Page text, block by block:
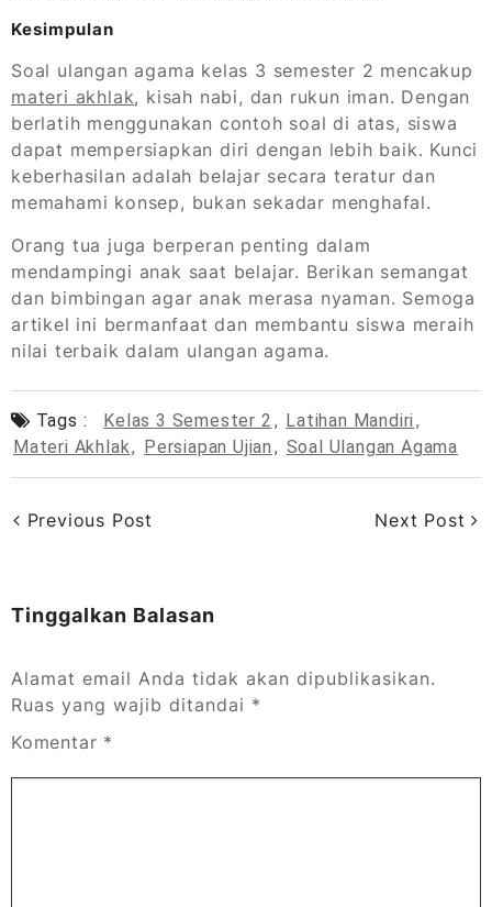
Kesimpulan
Soal ulangan agama kelas 3 semester 2 mencakup
materi akhlak, kisah nabi, dan rukun iman. Dengan
berlatih menggunakan contoh soal di atas, siswa
dapat mempersiapkan diri dengan lebih baik. Kunci
keberhasilan adalah belajar secara teratur dan
memahami konsep, bukan sekadar menghafal.
Orang tua juga berperan penting dalam
mendampingi anak saat belajar. Berikan semangat
dan bimbingan agar anak merasa nyaman. Semoga
artikel ini bermanfaat dan membantu siswa meraih
nilai terbaik dalam ulangan agama.
Tags : Kelas 3 Semester 2 , Latihan Mandiri ,
Materi Akhlak, Persiapan Ujian , Soal Ulangan Agama
Previous Post Next Post
Tinggalkan Balasan
Alamat email Anda tidak akan dipublikasikan.
Ruas yang wajib ditandai *
Komentar *